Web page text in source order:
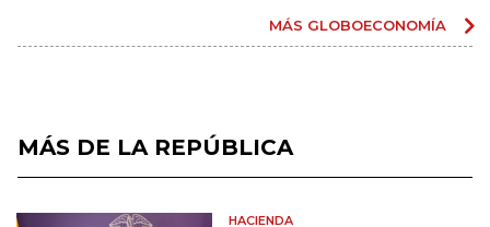
MÁS GLOBOECONOMÍA
MÁS DE LA REPÚBLICA
HACIENDA